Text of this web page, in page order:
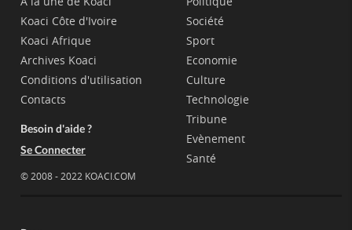
Koaci Côte d'Ivoire
Koaci Afrique
Archives Koaci
Conditions d'utilisation
Contacts
Besoin d'aide ?
Se Connecter
© 2008 - 2022 KOACI.COM
Société
Sport
Economie
Culture
Technologie
Tribune
Evènement
Santé